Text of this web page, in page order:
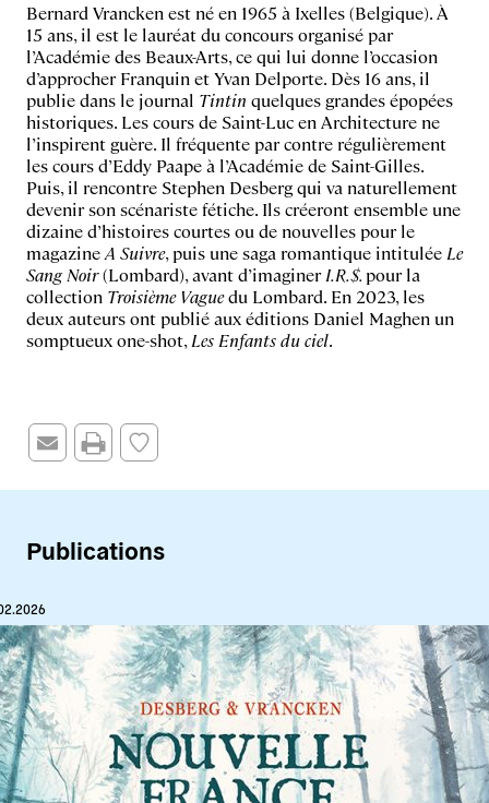
Bernard Vrancken est né en 1965 à Ixelles (Belgique). À
15 ans, il est le lauréat du concours organisé par
l’Académie des Beaux-Arts, ce qui lui donne l’occasion
d’approcher Franquin et Yvan Delporte. Dès 16 ans, il
publie dans le journal Tintin quelques grandes épopées
historiques. Les cours de Saint-Luc en Architecture ne
l’inspirent guère. Il fréquente par contre régulièrement
les cours d’Eddy Paape à l’Académie de Saint-Gilles.
Puis, il rencontre Stephen Desberg qui va naturellement
devenir son scénariste fétiche. Ils créeront ensemble une
dizaine d’histoires courtes ou de nouvelles pour le
magazineA Suivre, puis une saga romantique intitulée Le
Sang Noir(Lombard), avant d’imaginerI.R.$.pour la
collection Troisième Vaguedu Lombard. En 2023, les
deux auteurs ont publié aux éditions Daniel Maghen un
somptueux one-shot, Les Enfants du ciel.
Publications